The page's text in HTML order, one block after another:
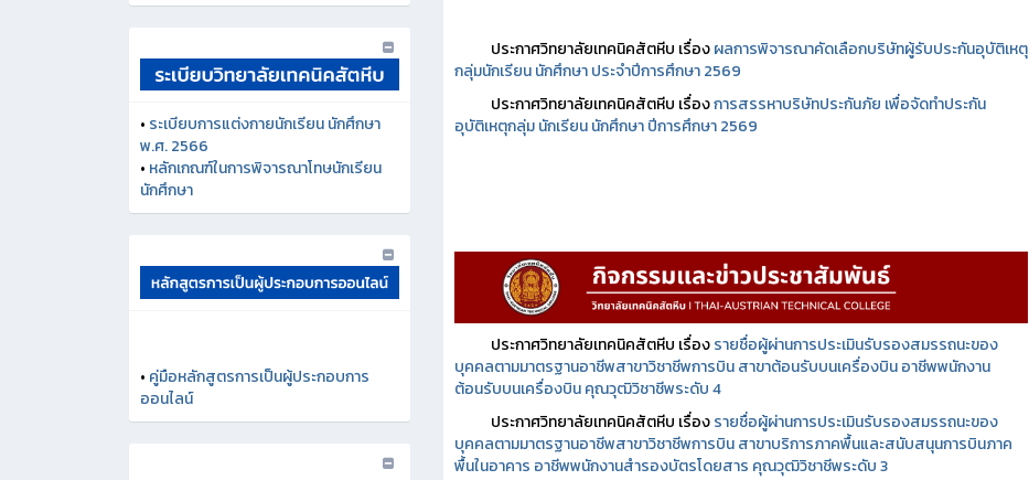
• ระเบียบการแต่งกายนักเรียน นักศึกษา
พ.ศ. 2566
• หลักเกณฑ์ในการพิจารณาโทษนักเรียน
นักศึกษา
• คู่มือหลักสูตรการเป็นผู้ประกอบการ
ออนไลน์
ประกาศวิทยาลัยเทคนิคสัตหีบ เรื่องผลการพิจารณาคัดเลือกบริษัทผู้รับประกันอุบัติเหตุ
กลุ่มนักเรียน นักศึกษา ประจำปีการศึกษา 2569
ประกาศวิทยาลัยเทคนิคสัตหีบ เรื่องการสรรหาบริษัทประกันภัย เพื่อจัดทำประกัน
อุบัติเหตุกลุ่ม นักเรียน นักศึกษา ปีการศึกษา 2569
ประกาศวิทยาลัยเทคนิคสัตหีบ เรื่องรายชื่อผู้ผ่านการประเมินรับรองสมรรถนะของ
บุคคลตามมาตรฐานอาชีพสาขาวิชาชีพการบิน สาขาต้อนรับบนเครื่องบิน อาชีพพนักงาน
ต้อนรับบนเครื่องบิน คุณวุฒิวิชาชีพระดับ 4
ประกาศวิทยาลัยเทคนิคสัตหีบ เรื่องรายชื่อผู้ผ่านการประเมินรับรองสมรรถนะของ
บุคคลตามมาตรฐานอาชีพสาขาวิชาชีพการบิน สาขาบริการภาคพื้นและสนับสนุนการบินภาค
พื้นในอาคาร อาชีพพนักงานสำรองบัตรโดยสาร คุณวุฒิวิชาชีพระดับ 3